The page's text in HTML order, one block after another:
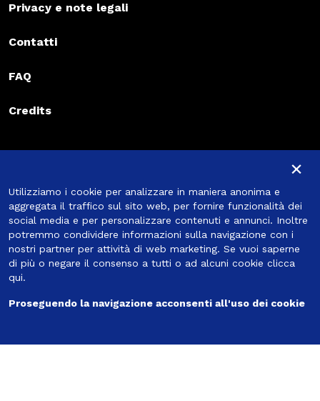
Privacy e note legali
Contatti
FAQ
Credits
Iscriviti alla newsletter
Iscriviti
Seguici
Utilizziamo i cookie per analizzare in maniera anonima e
aggregata il traffico sul sito web, per fornire funzionalità dei
social media e per personalizzare contenuti e annunci. Inoltre
potremmo condividere informazioni sulla navigazione con i
nostri partner per attività di web marketing. Se vuoi saperne
di più o negare il consenso a tutti o ad alcuni cookie clicca
qui.
Proseguendo la navigazione acconsenti all'uso dei cookie
×